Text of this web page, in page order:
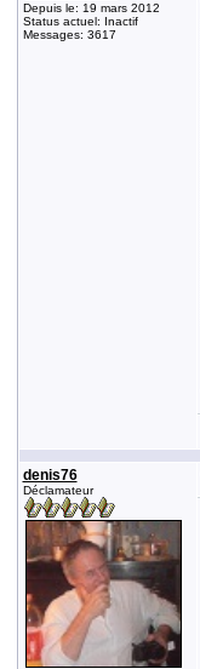
Depuis le: 19 mars 2012
Status actuel: Inactif
Messages: 3617
denis76
Déclamateur